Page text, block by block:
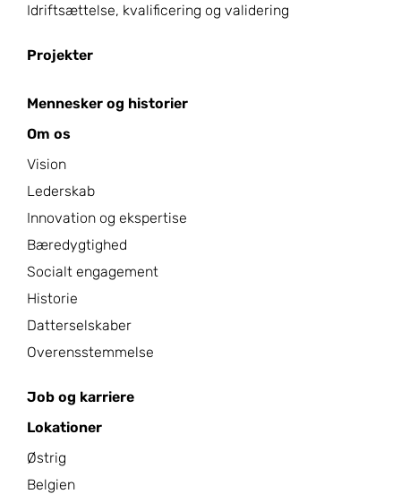
Idriftsættelse, kvalificering og validering
Projekter
Mennesker og historier
Om os
Vision
Lederskab
Innovation og ekspertise
Bæredygtighed
Socialt engagement
Historie
Datterselskaber
Overensstemmelse
Job og karriere
Lokationer
Østrig
Belgien